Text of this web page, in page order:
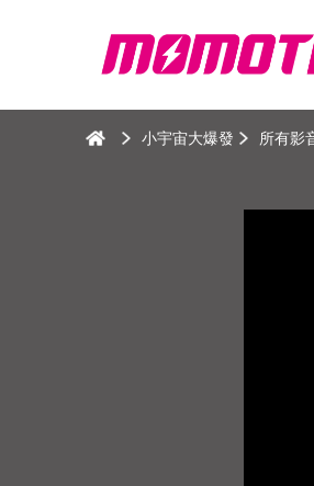
小宇宙大爆發 所有影